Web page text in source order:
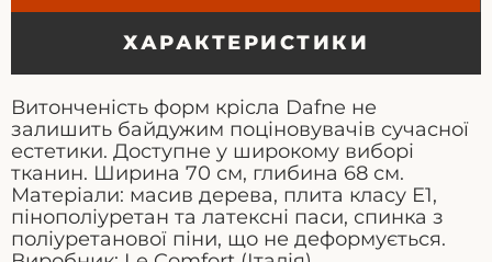
ХАРАКТЕРИСТИКИ
Витонченість форм крісла Dafne не
залишить байдужим поціновувачів сучасної
естетики. Доступне у широкому виборі
тканин. Ширина 70 см, глибина 68 см.
Матеріали: масив дерева, плита класу Е1,
пінополіуретан та латексні паси, спинка з
поліуретанової піни, що не деформується.